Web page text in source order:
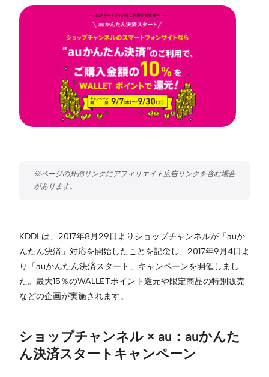
KDDI は、2017年8月29日よりショップチャンネルが「auか
んたん決済」対応を開始したことを記念し、2017年9月4日よ
り「auかんたん決済スタート」キャンペーンを開催しまし
た。最大15％のWALLETポイント還元や限定商品の特別販売
などの企画が実施されます。
ショップチャンネル × au：auかんた
ん決済スタートキャンペーン